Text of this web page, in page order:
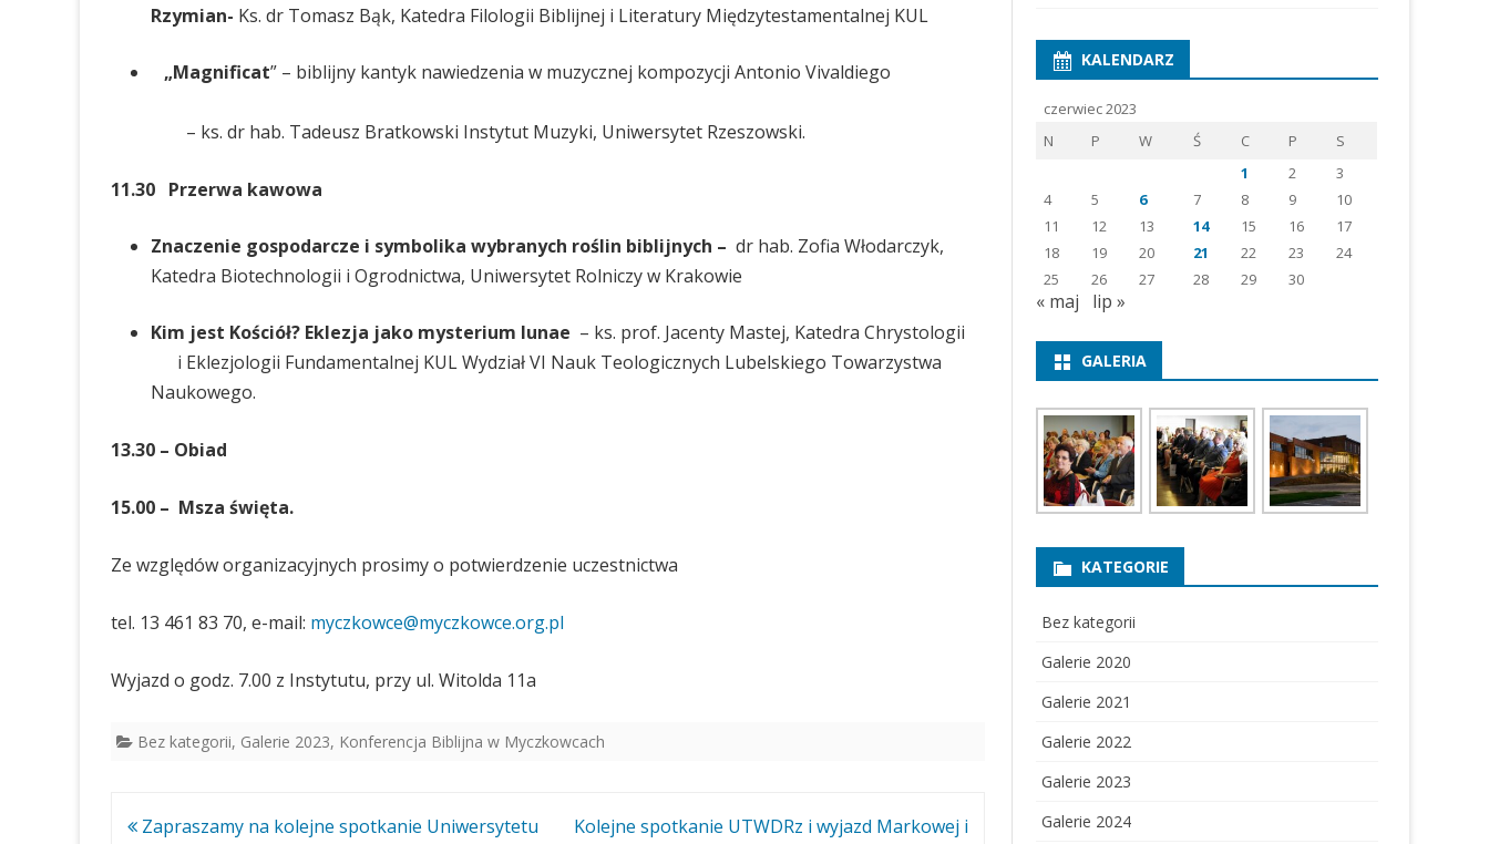
Rzymian- Ks. dr Tomasz Bąk, Katedra Filologii Biblijnej i Literatury Międzytestamentalnej KUL
„Magnificat” – biblijny kantyk nawiedzenia w muzycznej kompozycji Antonio Vivaldiego
– ks. dr hab. Tadeusz Bratkowski Instytut Muzyki, Uniwersytet Rzeszowski.
11.30 Przerwa kawowa
Znaczenie gospodarcze i symbolika wybranych roślin biblijnych – dr hab. Zofia Włodarczyk,
Katedra Biotechnologii i Ogrodnictwa, Uniwersytet Rolniczy w Krakowie
Kim jest Kościół? Eklezja jako mysterium lunae – ks. prof. Jacenty Mastej, Katedra Chrystologii
i Eklezjologii Fundamentalnej KUL Wydział VI Nauk Teologicznych Lubelskiego Towarzystwa
Naukowego.
13.30 – Obiad
15.00 – Msza święta.
Ze względów organizacyjnych prosimy o potwierdzenie uczestnictwa
tel. 13 461 83 70, e-mail: myczkowce@myczkowce.org.pl
Wyjazd o godz. 7.00 z Instytutu, przy ul. Witolda 11a
Bez kategorii, Galerie 2023, Konferencja Biblijna w Myczkowcach
Nawigacja
Zapraszamy na kolejne spotkanie Uniwersytetu
Kolejne spotkanie UTWDRz i wyjazd Markowej i
KALENDARZ
czerwiec 2023
N
P W Ś C P
S
1
2
3
4
5 6 7 8 9
10
11
12 13 14 15 16
17
18
19 20 21 22 23
24
25
26 27 28 29 30
« maj lip »
GALERIA
KATEGORIE
Bez kategorii
Galerie 2020
Galerie 2021
Galerie 2022
Galerie 2023
Galerie 2024